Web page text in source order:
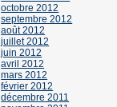
octobre 2012
septembre 2012
août 2012
juillet 2012
juin 2012
avril 2012
mars 2012
février 2012
décembre 2011